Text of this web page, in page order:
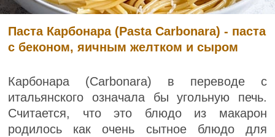
Паста Карбонара (Pasta Carbonara) - паста
с беконом, яичным желтком и сыром
Карбонара (Carbonara) в переводе с
итальянского означала бы угольную печь.
Считается, что это блюдо из макарон
родилось как очень сытное блюдо для